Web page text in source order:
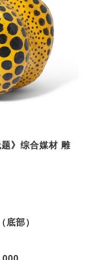
》综合媒材 雕
部）